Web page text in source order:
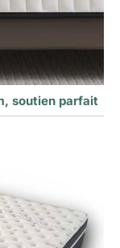
soutien parfait